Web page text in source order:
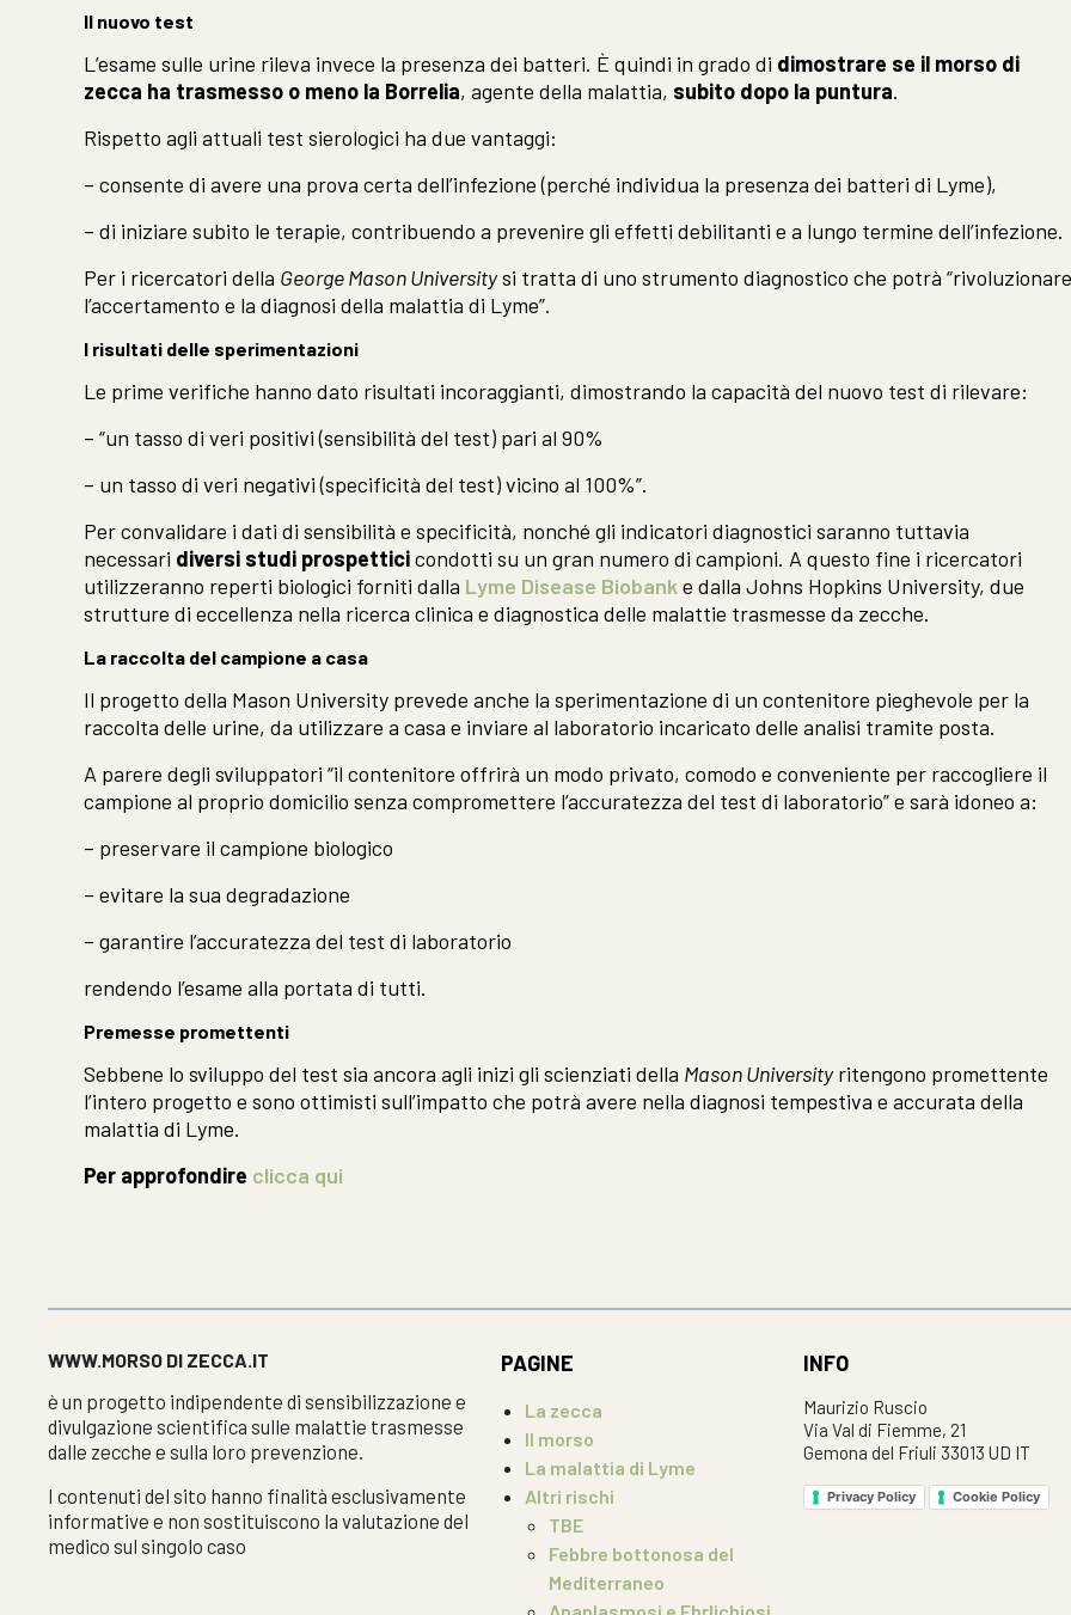
Il nuovo test
L’esame sulle urine rileva invece la presenza dei batteri. È quindi in grado di dimostrare se il morso di
zecca ha trasmesso o meno la Borrelia, agente della malattia, subito dopo la puntura.
Rispetto agli attuali test sierologici ha due vantaggi:
– consente di avere una prova certa dell’infezione (perché individua la presenza dei batteri di Lyme),
– di iniziare subito le terapie, contribuendo a prevenire gli effetti debilitanti e a lungo termine dell’infezione.
Per i ricercatori della George Mason Universitysi tratta di uno strumento diagnostico che potrà
l’accertamento e la diagnosi della malattia di Lyme”.
I risultati delle sperimentazioni
Le prime verifiche hanno dato risultati incoraggianti, dimostrando la capacità del nuovo test di rilevare:
– “un tasso di veri positivi (sensibilità del test) pari al 90%
– un tasso di veri negativi (specificità del test) vicino al 100%”.
Per convalidare i dati di sensibilità e specificità, nonché gli indicatori diagnostici saranno tuttavia
necessari diversi studi prospetticicondotti su un gran numero di campioni. A questo fine i ricercatori
utilizzeranno reperti biologici forniti dalla Lyme Disease Biobank e dalla Johns Hopkins University, due
strutture di eccellenza nella ricerca clinica e diagnostica delle malattie trasmesse da zecche.
La raccolta del campione a casa
Il progetto della Mason University prevede anche la sperimentazione di un contenitore pieghevole per la
raccolta delle urine, da utilizzare a casa e inviare al laboratorio incaricato delle analisi tramite posta.
A parere degli sviluppatori “il contenitore offrirà un modo privato, comodo e conveniente per raccogliere il
campione al proprio domicilio senza compromettere l’accuratezza del test di laboratorio” e sarà idoneo a:
– preservare il campione biologico
– evitare la sua degradazione
– garantire l’accuratezza del test di laboratorio
rendendo l’esame alla portata di tutti.
Premesse promettenti
Sebbene lo sviluppo del test sia ancora agli inizi gli scienziati della Mason Universityritengono promettente
l’intero progetto e sono ottimisti sull’impatto che potrà avere nella diagnosi tempestiva e accurata della
malattia di Lyme.
Per approfondire clicca qui
WWW.MORSO DI ZECCA.IT
è un progetto indipendente di sensibilizzazione e
divulgazione scientifica sulle malattie trasmesse
dalle zecche e sulla loro prevenzione.
I contenuti del sito hanno finalità esclusivamente
informative e non sostituiscono la valutazione del
medico sul singolo caso
PAGINE
La zecca
Il morso
La malattia di Lyme
Altri rischi
TBE
Febbre bottonosa del
Mediterraneo
INFO
Maurizio Ruscio
Via Val di Fiemme, 21
Gemona del Friuli 33013 UD IT
Privacy Policy Cookie Policy